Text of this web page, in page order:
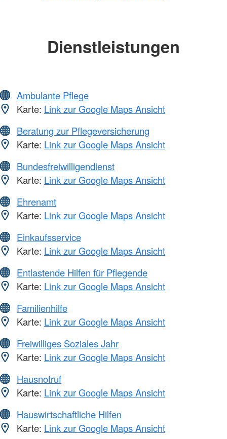
Dienstleistungen
Ambulante Pflege
Karte: Link zur Google Maps Ansicht
Beratung zur Pflegeversicherung
Karte: Link zur Google Maps Ansicht
Bundesfreiwilligendienst
Karte: Link zur Google Maps Ansicht
Ehrenamt
Karte: Link zur Google Maps Ansicht
Einkaufsservice
Karte: Link zur Google Maps Ansicht
Entlastende Hilfen für Pflegende
Karte: Link zur Google Maps Ansicht
Familienhilfe
Karte: Link zur Google Maps Ansicht
Freiwilliges Soziales Jahr
Karte: Link zur Google Maps Ansicht
Hausnotruf
Karte: Link zur Google Maps Ansicht
Hauswirtschaftliche Hilfen
Karte: Link zur Google Maps Ansicht